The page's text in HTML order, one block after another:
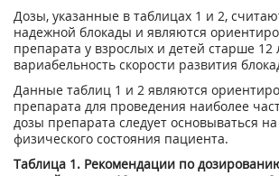
Дозы, указанные в таблицах 1 и 2,
надежной блокады и являются
препарата у взрослых и детей старше 12
вариабельность скорости развития
Данные таблиц 1 и 2 являются
препарата для проведения наиболее
дозы препарата следует основываться
физического состояния пациента.
Таблица 1. Рекомендации по